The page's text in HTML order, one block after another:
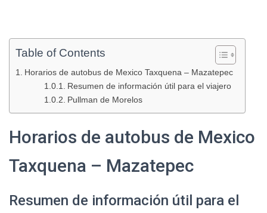
Table of Contents
Horarios de autobus de Mexico Taxquena – Mazatepec
Resumen de información útil para el viajero
Pullman de Morelos
Horarios de autobus de Mexico
Taxquena – Mazatepec
Resumen de información útil para el